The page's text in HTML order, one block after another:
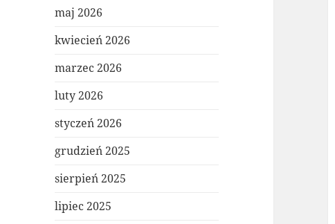
maj 2026
kwiecień 2026
marzec 2026
luty 2026
styczeń 2026
grudzień 2025
sierpień 2025
lipiec 2025